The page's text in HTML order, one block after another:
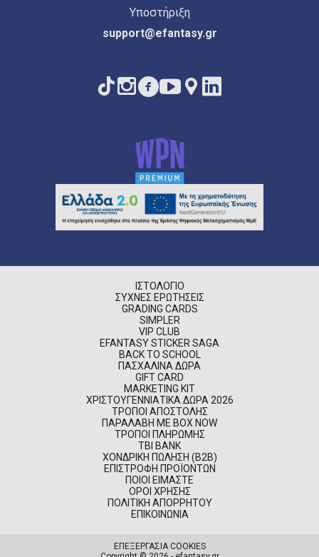
Υποστήριξη
support@efantasy.gr
ΙΣΤΟΛΌΓΙΟ
ΣΥΧΝΈΣ ΕΡΩΤΉΣΕΙΣ
GRADING CARDS
SIMPLER
VIP CLUB
EFANTASY STICKER SAGA
BACK TO SCHOOL
ΠΑΣΧΑΛΙΝΆ ΔΏΡΑ
GIFT CARD
MARKETING KIT
ΧΡΙΣΤΟΥΓΕΝΝΙΆΤΙΚΑ ΔΏΡΑ 2026
ΤΡΌΠΟΙ ΑΠΟΣΤΟΛΉΣ
ΠΑΡΑΛΑΒΉ ΜΕ BOX NOW
ΤΡΌΠΟΙ ΠΛΗΡΩΜΉΣ
TBI BANK
ΧΟΝΔΡΙΚΉ ΠΏΛΗΣΗ (B2B)
ΕΠΙΣΤΡΟΦΉ ΠΡΟΪΌΝΤΩΝ
ΠΟΙΟΊ ΕΊΜΑΣΤΕ
ΌΡΟΙ ΧΡΉΣΗΣ
ΠΟΛΙΤΙΚΉ ΑΠΟΡΡΉΤΟΥ
ΕΠΙΚΟΙΝΩΝΊΑ
ΕΠΕΞΕΡΓΑΣΙΑ COOKIES